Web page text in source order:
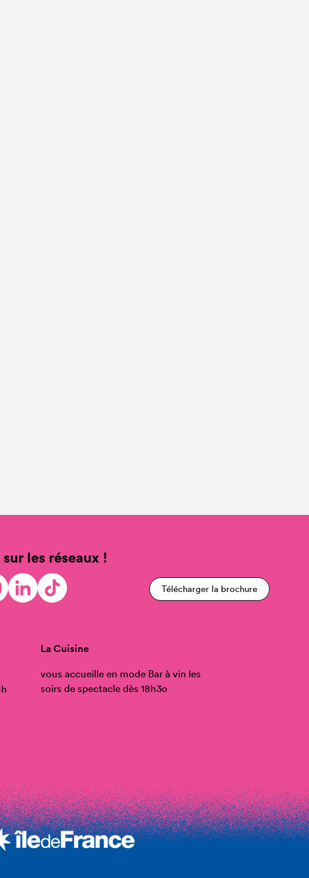
les réseaux !
Télécharger la brochure
La Cuisine
vous accueille en mode Bar à vin les
soirs de spectacle dès 18h3o